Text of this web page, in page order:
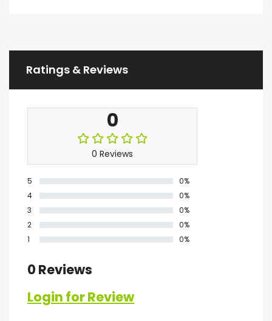
Ratings & Reviews
0
0 Reviews
5
0%
4
0%
3
0%
2
0%
1
0%
0 Reviews
Login for Review